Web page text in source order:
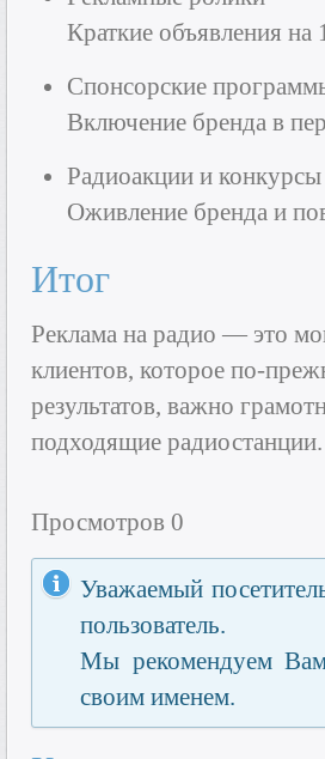
Краткие объявления на
Спонсорские
Включение бренда в
Радиоакции и конкурсы
Оживление бренда и
Итог
Реклама на радио — это
клиентов, которое по-
результатов, важно
подходящие радиостанции.
Просмотров 0
Уважаемый
пользователь.
Мы рекомендуем
своим именем.